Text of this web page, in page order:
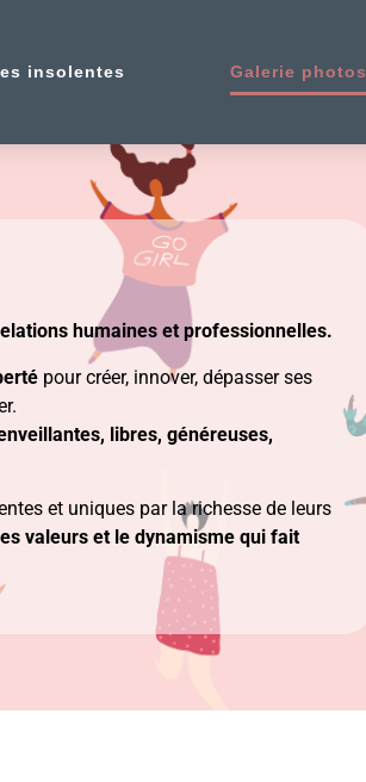
insolentes Galerie photos
humaines et professionnelles.
pour créer, innover, dépasser ses
libres, généreuses,
et uniques par la richesse de leurs
valeurs et le dynamisme qui fait